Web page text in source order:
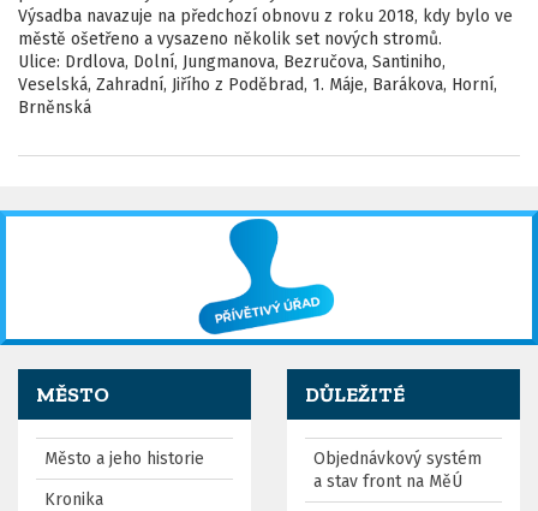
Výsadba navazuje na předchozí obnovu z roku 2018, kdy bylo ve
městě ošetřeno a vysazeno několik set nových stromů.
Ulice: Drdlova, Dolní, Jungmanova, Bezručova, Santiniho,
Veselská, Zahradní, Jiřího z Poděbrad, 1. Máje, Barákova, Horní,
Brněnská
MĚSTO
Město a jeho historie
Kronika
DŮLEŽITÉ
Objednávkový systém
a stav front na MěÚ